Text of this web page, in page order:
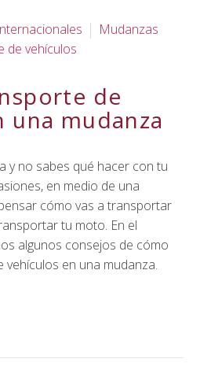
Mudanzas
de vehículos
de
una mudanza
y no sabes qué hacer con tu
en medio de una
cómo vas a transportar
tu moto. En el
algunos consejos de cómo
en una mudanza.